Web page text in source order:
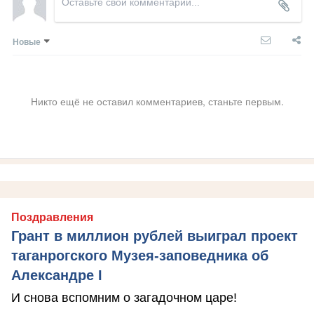
Новые
Никто ещё не оставил комментариев, станьте первым.
Поздравления
Грант в миллион рублей выиграл проект
таганрогского Музея-заповедника об
Александре I
И снова вспомним о загадочном царе!